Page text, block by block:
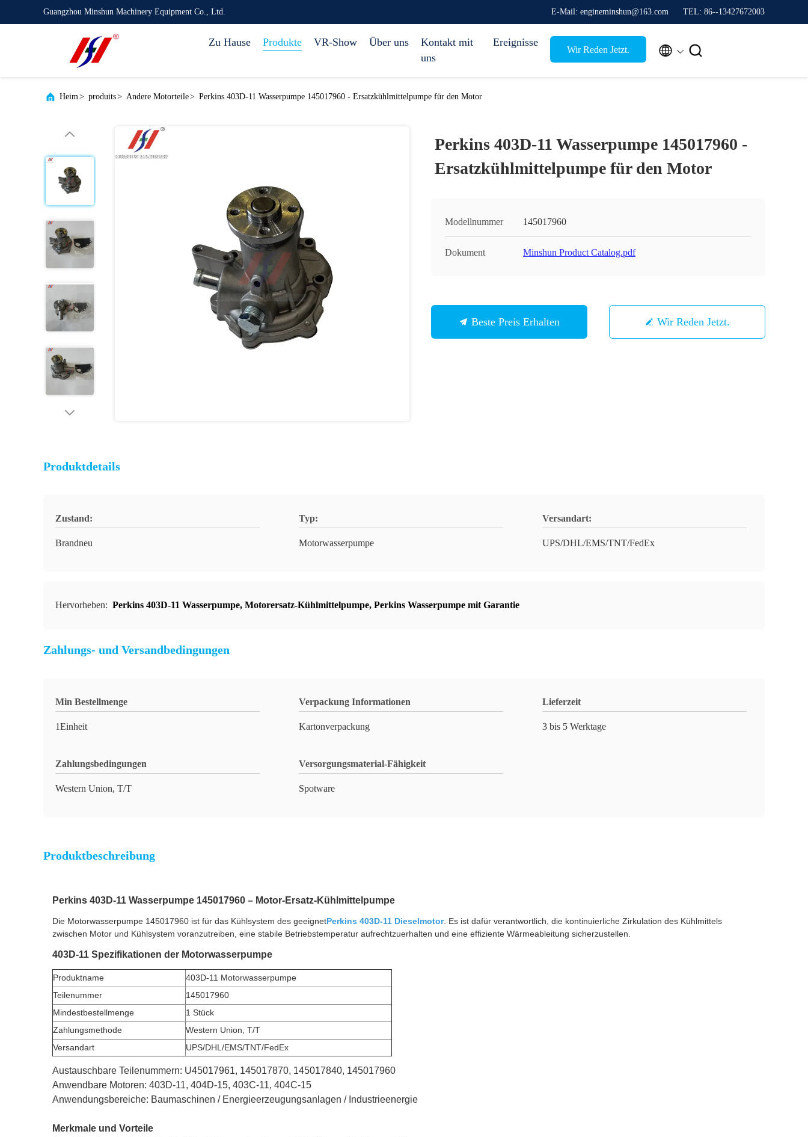
Guangzhou Minshun Machinery Equipment Co., Ltd. E-Mail: engineminshun@163.com TEL: 86--13427672003
Zu Hause Produkte VR-Show Über uns
Kontakt mit
uns
Ereignisse
Wir Reden Jetzt.  
Heim> produits> Andere Motorteile> Perkins 403D-11 Wasserpumpe 145017960 - Ersatzkühlmittelpumpe für den Motor
Perkins 403D-11 Wasserpumpe 145017960 -
Ersatzkühlmittelpumpe für den Motor
Modellnummer 145017960
Dokument Minshun Product Catalog.pdf
Beste Preis Erhalten Wir Reden Jetzt.
Produktdetails
Zustand:
Brandneu
Typ:
Motorwasserpumpe
Versandart:
UPS/DHL/EMS/TNT/FedEx
Hervorheben: Perkins 403D-11 Wasserpumpe, Motorersatz-Kühlmittelpumpe, Perkins Wasserpumpe mit Garantie
Zahlungs- und Versandbedingungen
Min Bestellmenge
1Einheit
Verpackung Informationen
Kartonverpackung
Lieferzeit
3 bis 5 Werktage
Zahlungsbedingungen
Western Union, T/T
Versorgungsmaterial-Fähigkeit
Spotware
Produktbeschreibung
Perkins 403D-11 Wasserpumpe 145017960 – Motor-Ersatz-Kühlmittelpumpe
Die Motorwasserpumpe 145017960 ist für das Kühlsystem des geeignetPerkins 403D-11 Dieselmotor. Es ist dafür verantwortlich, die kontinuierliche Zirkulation des Kühlmittels
zwischen Motor und Kühlsystem voranzutreiben, eine stabile Betriebstemperatur aufrechtzuerhalten und eine effiziente Wärmeableitung sicherzustellen.
403D-11 Spezifikationen der Motorwasserpumpe
Produktname
403D-11 Motorwasserpumpe
Teilenummer
145017960
Mindestbestellmenge
1 Stück
Zahlungsmethode
Western Union, T/T
Versandart
UPS/DHL/EMS/TNT/FedEx
Austauschbare Teilenummern: U45017961, 145017870, 145017840, 145017960
Anwendbare Motoren: 403D-11, 404D-15, 403C-11, 404C-15
Anwendungsbereiche: Baumaschinen / Energieerzeugungsanlagen / Industrieenergie
Merkmale und Vorteile